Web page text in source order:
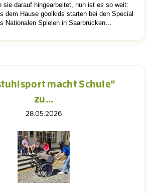
sie darauf hingearbeitet, nun ist es so weit:
dem Hause goolkids starten bei den Special
Nationalen Spielen in Saarbrücken…
macht Schule"
zu…
28.05.2026